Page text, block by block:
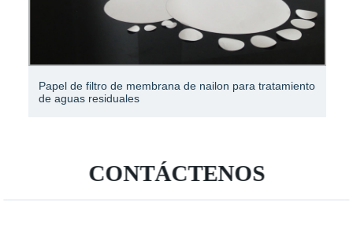
Nuevo prefiltro de filtro de aire de mesa de malla de
nailon lavable
CONTÁCTENOS